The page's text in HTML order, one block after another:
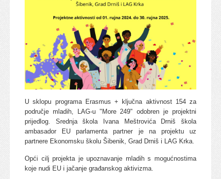
U sklopu programa Erasmus + ključna aktivnost 154 za
područje mladih, LAG-u "More 249" odobren je projektni
prijedlog. Srednja škola Ivana Meštrovića Drniš škola
ambasador EU parlamenta partner je na projektu uz
partnere Ekonomsku školu Šibenik, Grad Drniš i LAG Krka.
Opći cilj projekta je upoznavanje mladih s mogućnostima
koje nudi EU i jačanje građanskog aktivizma.